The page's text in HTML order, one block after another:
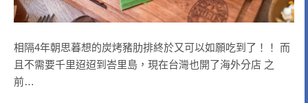
相隔4年朝思暮想的炭烤豬肋排終於又可以如願吃到了！！ 而
且不需要千里迢迢到峇里島，現在台灣也開了海外分店 之
前…